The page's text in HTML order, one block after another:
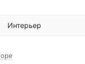
Интерьер